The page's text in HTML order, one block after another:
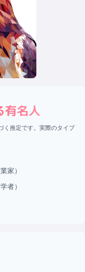
有名人
く推定です。実際のタイプ
家）
者）